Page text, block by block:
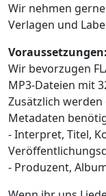
Wir nehmen
Verlagen und
Voraussetzungen:
Wir bevorzugen
MP3-Dateien mit
Zusätzlich
Metadaten
- Interpret, Titel,
- Produzent,